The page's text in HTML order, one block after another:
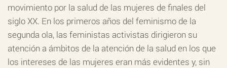
movimiento por la salud de las mujeres de finales del
siglo XX. En los primeros años del feminismo de la
segunda ola, las feministas activistas dirigieron su
atención a ámbitos de la atención de la salud en los que
los intereses de las mujeres eran más evidentes y, sin